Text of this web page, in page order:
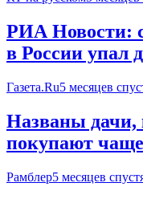
РИА Новости:
в России упал
Газета.Ru5 месяцев
Названы дачи,
покупают чаще
Рамблер5 месяцев